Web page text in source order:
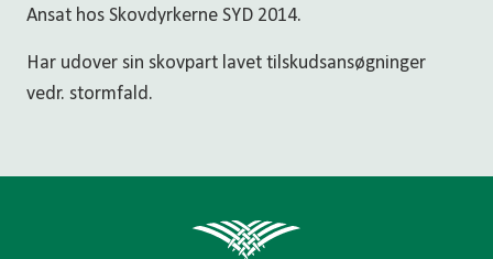
Ansat hos Skovdyrkerne SYD 2014.
Har udover sin skovpart lavet tilskudsansøgninger
vedr. stormfald.